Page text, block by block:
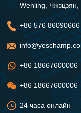
Wenling, Чжэцзян,
+86 576 86090666
+86 18667600006
+86 18667600006
24 часа онлайн
Новости Что такое